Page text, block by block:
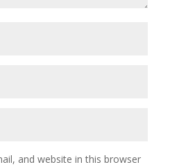
and website in this browser